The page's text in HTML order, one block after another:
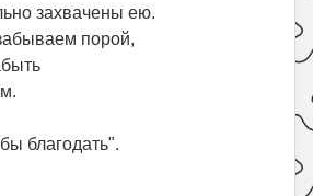
захвачены ею.
порой,
благодать".